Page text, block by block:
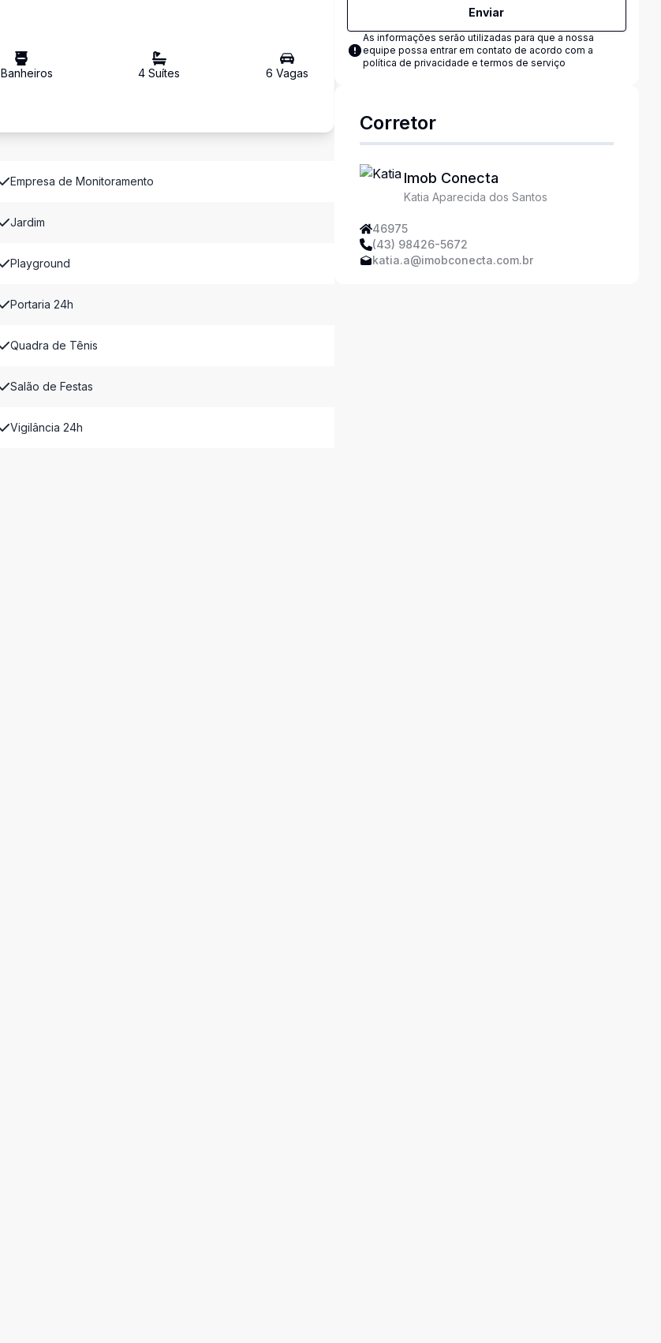
Banheiros 4 Suítes 6 Vagas
Empresa de Monitoramento
Jardim
Playground
Portaria 24h
Quadra de Tênis
Salão de Festas
Vigilância 24h
Enviar
As informações serão utilizadas para que a nossa
equipe possa entrar em contato de acordo com a
política de privacidade e termos de serviço
Corretor
Imob Conecta
Katia Aparecida dos Santos
46975
(43) 98426-5672
katia.a@imobconecta.com.br